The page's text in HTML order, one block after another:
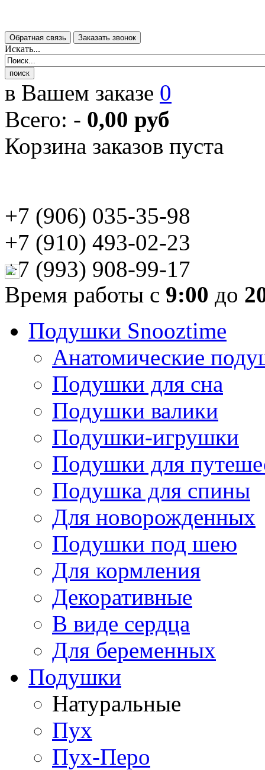
Искать...
в Вашем заказе 0
Всего: - 0,00 руб
Корзина заказов пуста
+7 (906) 035-35-98
+7 (910) 493-02-23
+7 (993) 908-99-17
Время работы с 9:00 до
Подушки Snooztime
Анатомические
Подушки для сна
Подушки валики
Подушки-игрушки
Подушки для
Подушка для спины
Для новорожденных
Подушки под шею
Для кормления
Декоративные
В виде сердца
Для беременных
Подушки
Натуральные
Пух
Пух-Перо